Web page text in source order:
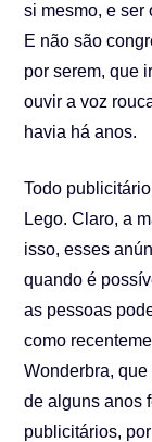
si mesmo, e ser
E não são
por serem, que
ouvir a voz
havia há anos.
Todo
Lego. Claro, a
isso, esses
quando é
as pessoas
como
Wonderbra,
de alguns anos
publicitários,